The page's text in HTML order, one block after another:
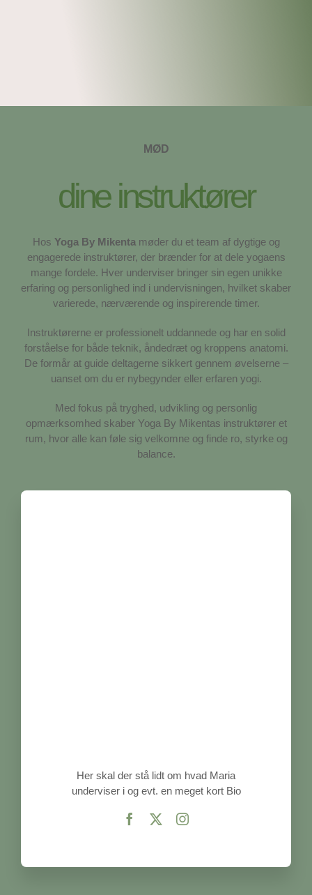
MØD
dine instruktører
Hos Yoga By Mikentamøder du et team af dygtige og
engagerede instruktører, der brænder for at dele yogaens
mange fordele. Hver underviser bringer sin egen unikke
erfaring og personlighed ind i undervisningen, hvilket skaber
varierede, nærværende og inspirerende timer.
Instruktørerne er professionelt uddannede og har en solid
forståelse for både teknik, åndedræt og kroppens anatomi.
De formår at guide deltagerne sikkert gennem øvelserne –
uanset om du er nybegynder eller erfaren yogi.
Med fokus på tryghed, udvikling og personlig
opmærksomhed skaber Yoga By Mikentas instruktører et
rum, hvor alle kan føle sig velkomne og finde ro, styrke og
balance.
Her skal der stå lidt om hvad Maria
underviser i og evt. en meget kort Bio